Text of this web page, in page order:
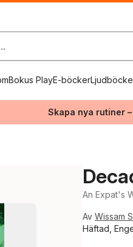
Bokus PlayE-böcker
Skapa nya rutiner
An Expat's
Av Wissam
Häftad,